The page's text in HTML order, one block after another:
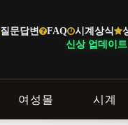
질문답변 FAQ 시계상식
신상 업데이트 : 까
여성몰 시계